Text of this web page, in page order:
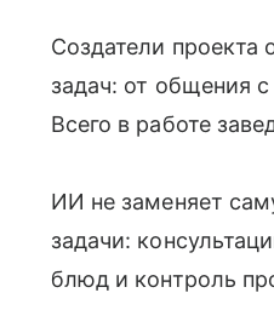
Создатели проекта
задач: от общения
Всего в работе
ИИ не заменяет
задачи:
блюд и контроль